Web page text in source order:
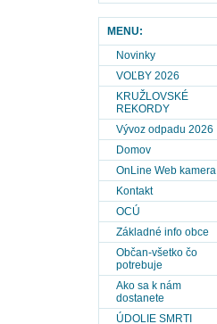
MENU:
Novinky
VOĽBY 2026
KRUŽLOVSKÉ
REKORDY
Vývoz odpadu 2026
Domov
OnLine Web kamera
Kontakt
OCÚ
Základné info obce
Občan-všetko čo
potrebuje
Ako sa k nám
dostanete
ÚDOLIE SMRTI